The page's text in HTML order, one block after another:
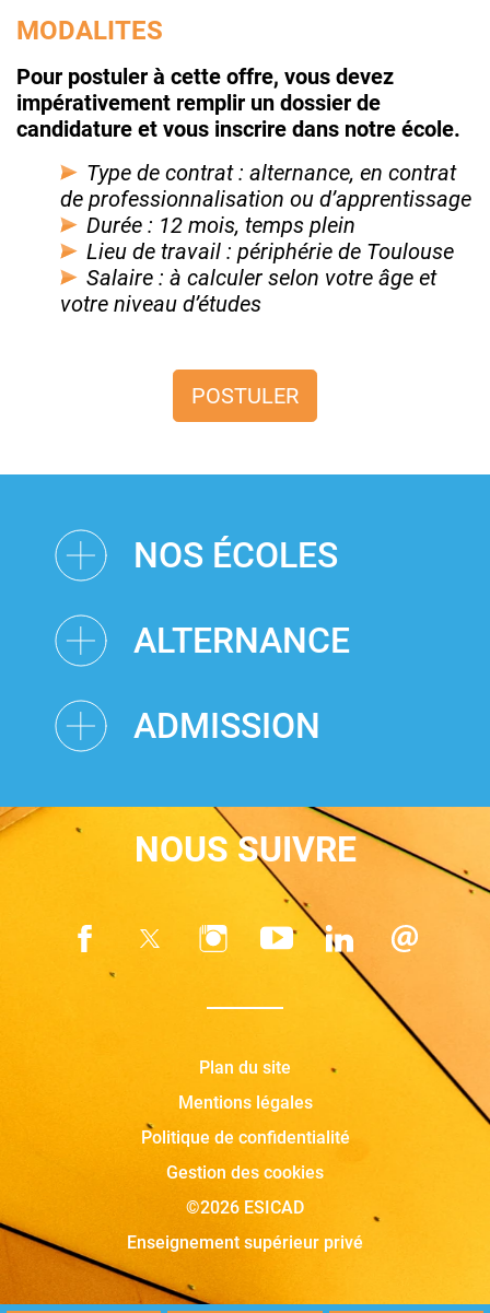
MODALITES
Pour postuler à cette offre, vous devez
impérativement remplir un dossier de
candidature et vous inscrire dans notre école.
Type de contrat : alternance, en contrat
de professionnalisation ou d’apprentissage
Durée : 12 mois, temps plein
Lieu de travail : périphérie de Toulouse
Salaire : à calculer selon votre âge et
votre niveau d’études
POSTULER
NOS ÉCOLES
ALTERNANCE
ADMISSION
NOUS SUIVRE
Plan du site
Mentions légales
Politique de confidentialité
Gestion des cookies
©2026 ESICAD
Enseignement supérieur privé